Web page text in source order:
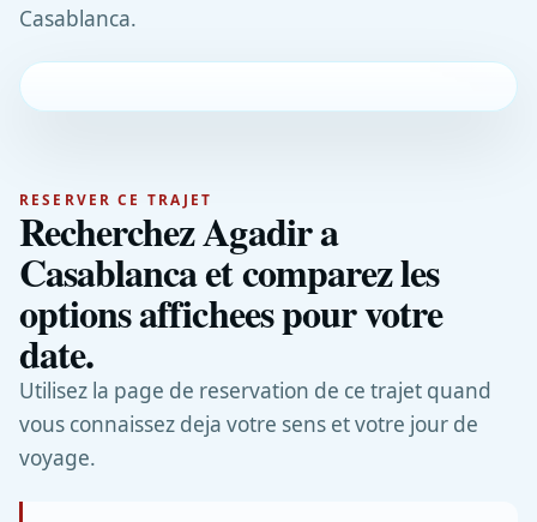
Casablanca.
RESERVER CE TRAJET
Recherchez Agadir a
Casablanca et comparez les
options affichees pour votre
date.
Utilisez la page de reservation de ce trajet quand
vous connaissez deja votre sens et votre jour de
voyage.